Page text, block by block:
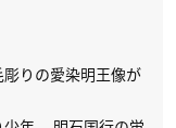
りの愛染明王像が